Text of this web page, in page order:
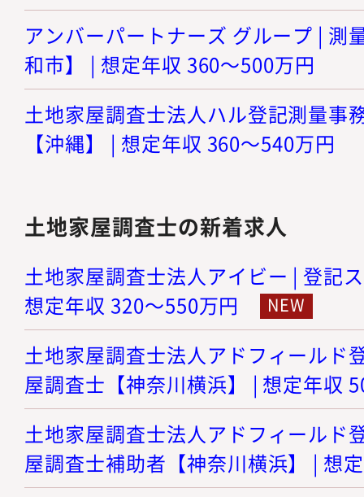
アンバーパートナーズ グループ | 測
和市】 | 想定年収 360～500万円
土地家屋調査士法人ハル登記測量事
【沖縄】 | 想定年収 360～540万円
土地家屋調査士の新着求人
土地家屋調査士法人アイビー | 登記
想定年収 320～550万円
土地家屋調査士法人アドフィールド
屋調査士【神奈川横浜】 | 想定年収
土地家屋調査士法人アドフィールド
屋調査士補助者【神奈川横浜】 | 想